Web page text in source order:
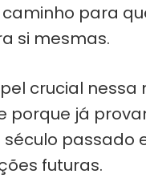
para
si mesmas.
crucial
porque já
passado
futuras.